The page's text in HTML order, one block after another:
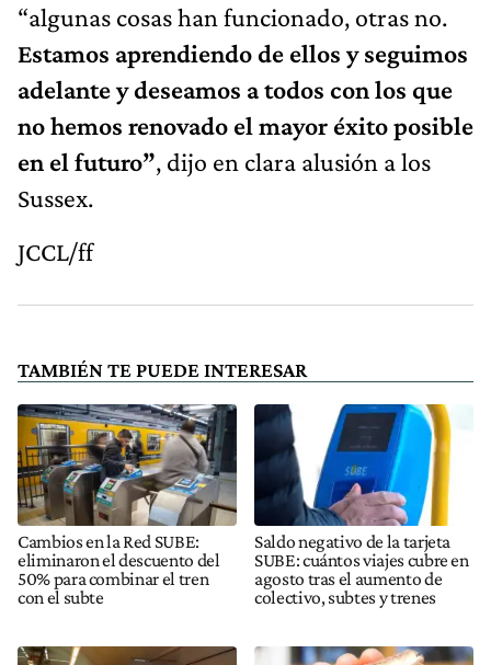
“algunas cosas han funcionado, otras no.
Estamos aprendiendo de ellos y seguimos
adelante y deseamos a todos con los que
no hemos renovado el mayor éxito posible
en el futuro”, dijo en clara alusión a los
Sussex.
JCCL/ff
TAMBIÉN TE PUEDE INTERESAR
Cambios en la Red SUBE:
eliminaron el descuento del
50% para combinar el tren
con el subte
Saldo negativo de la tarjeta
SUBE: cuántos viajes cubre en
agosto tras el aumento de
colectivo, subtes y trenes